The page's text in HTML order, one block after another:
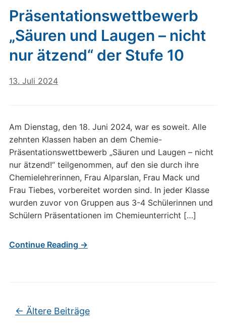
Präsentationswettbewerb
„Säuren und Laugen – nicht
nur ätzend“ der Stufe 10
13. Juli 2024
Am Dienstag, den 18. Juni 2024, war es soweit. Alle
zehnten Klassen haben an dem Chemie-
Präsentationswettbewerb „Säuren und Laugen – nicht
nur ätzend!“ teilgenommen, auf den sie durch ihre
Chemielehrerinnen, Frau Alparslan, Frau Mack und
Frau Tiebes, vorbereitet worden sind. In jeder Klasse
wurden zuvor von Gruppen aus 3-4 Schülerinnen und
Schülern Präsentationen im Chemieunterricht […]
Continue Reading →
Beitragsnavigation
← Ältere Beiträge